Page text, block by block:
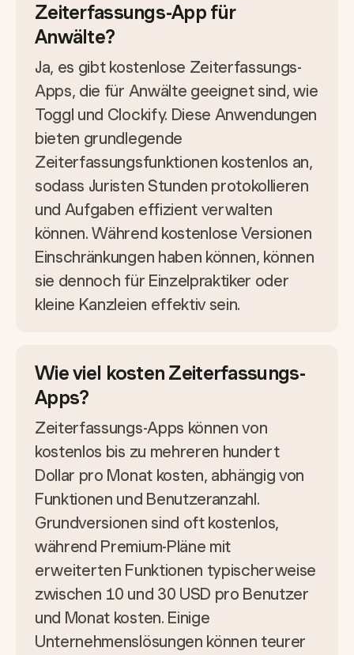
Zeiterfassungs-App für
Anwälte?
Ja, es gibt kostenlose Zeiterfassungs-
Apps, die für Anwälte geeignet sind, wie
Toggl und Clockify. Diese Anwendungen
bieten grundlegende
Zeiterfassungsfunktionen kostenlos an,
sodass Juristen Stunden protokollieren
und Aufgaben effizient verwalten
können. Während kostenlose Versionen
Einschränkungen haben können, können
sie dennoch für Einzelpraktiker oder
kleine Kanzleien effektiv sein.
Wie viel kosten Zeiterfassungs-
Apps?
Zeiterfassungs-Apps können von
kostenlos bis zu mehreren hundert
Dollar pro Monat kosten, abhängig von
Funktionen und Benutzeranzahl.
Grundversionen sind oft kostenlos,
während Premium-Pläne mit
erweiterten Funktionen typischerweise
zwischen 10 und 30 USD pro Benutzer
und Monat kosten. Einige
Unternehmenslösungen können teurer